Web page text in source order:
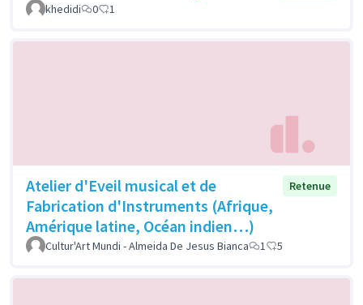
khedidi
0 1
Atelier d'Eveil musical et de
Fabrication d'Instruments (Afrique,
Amérique latine, Océan indien…)
Retenue
Cultur'Art Mundi - Almeida De Jesus Bianca 1 5